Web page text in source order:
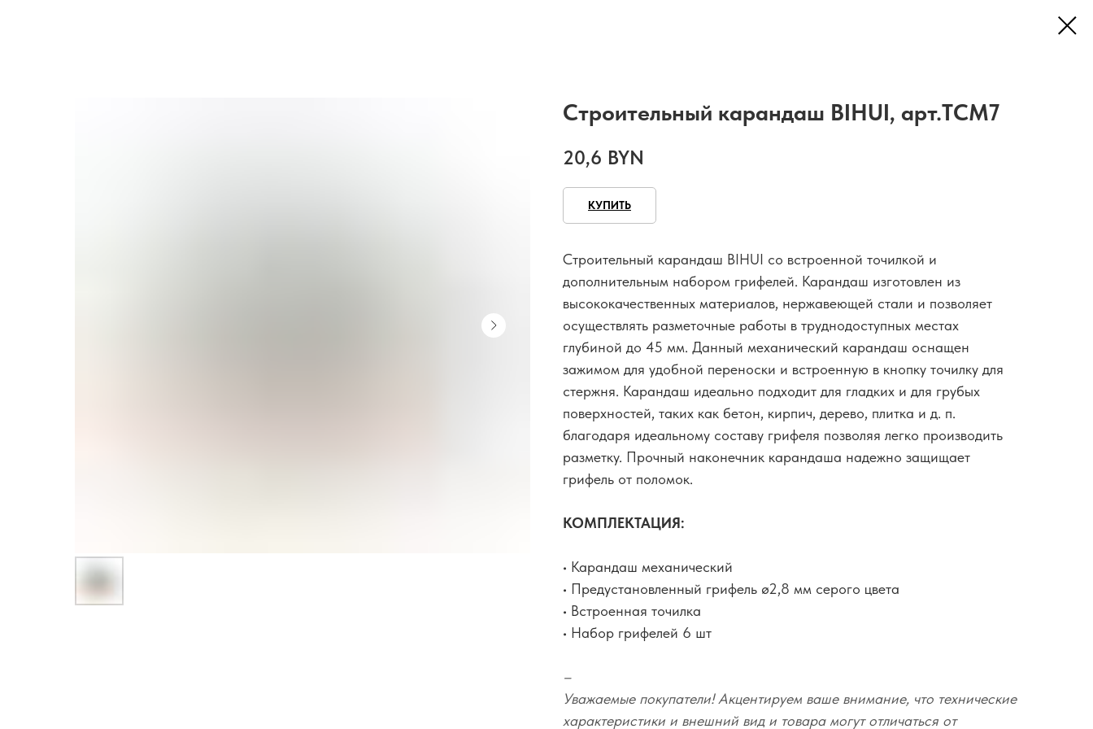
Строительный карандаш BIHUI, арт.TCM7
20,6 BYN
КУПИТЬ
Строительный карандаш BIHUI со встроенной точилкой и
дополнительным набором грифелей. Карандаш изготовлен из
высококачественных материалов, нержавеющей стали и позволяет
осуществлять разметочные работы в труднодоступных местах
глубиной до 45 мм. Данный механический карандаш оснащен
зажимом для удобной переноски и встроенную в кнопку точилку для
стержня. Карандаш идеально подходит для гладких и для грубых
поверхностей, таких как бетон, кирпич, дерево, плитка и д. п.
благодаря идеальному составу грифеля позволяя легко производить
разметку. Прочный наконечник карандаша надежно защищает
грифель от поломок.
КОМПЛЕКТАЦИЯ:
• Карандаш механический
• Предустановленный грифель ø2,8 мм серого цвета
• Встроенная точилка
• Набор грифелей 6 шт
–
Уважаемые покупатели! Акцентируем ваше внимание, что технические
характеристики и внешний вид и товара могут отличаться от